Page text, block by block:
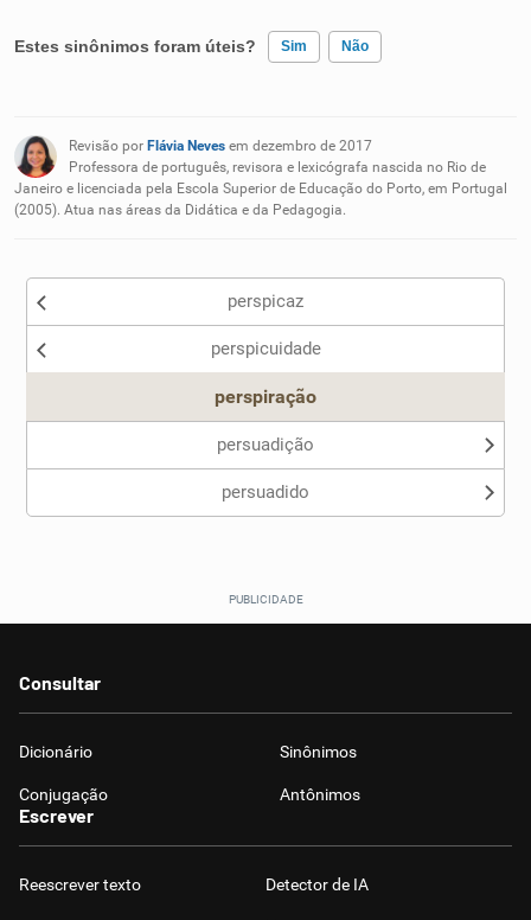
Caça-palavras
Sinônimos
Estes sinônimos foram úteis? Sim Não
Nenhum dos sinônimos apresentados me ajudou
Outro
Revisão por Flávia Neves em dezembro de 2017
Professora de português, revisora e lexicógrafa nascida no Rio de
Janeiro e licenciada pela Escola Superior de Educação do Porto, em Portugal
(2005). Atua nas áreas da Didática e da Pedagogia.
perspicaz
perspicuidade
perspiração
persuadição
persuadido
Consultar
Dicionário Sinônimos
Conjugação Antônimos
Escrever
Reescrever texto Detector de IA